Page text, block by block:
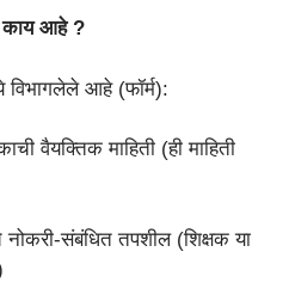
काय आहे ?
विभागलेले आहे (फॉर्म):
वैयक्तिक माहिती (ही माहिती
संबंधित तपशील (शिक्षक या